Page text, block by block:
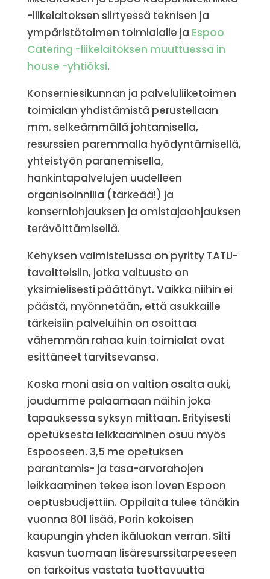
-liikelaitoksen siirtyessä teknisen ja
ympäristötoimen toimialalle ja Espoo
Catering -liikelaitoksen muuttuessa in
house -yhtiöksi.
Konserniesikunnan ja palveluliiketoimen
toimialan yhdistämistä perustellaan
mm. selkeämmällä johtamisella,
resurssien paremmalla hyödyntämisellä,
yhteistyön paranemisella,
hankintapalvelujen uudelleen
organisoinnilla (tärkeää!) ja
konserniohjauksen ja omistajaohjauksen
terävöittämisellä.
Kehyksen valmistelussa on pyritty TATU-
tavoitteisiin, jotka valtuusto on
yksimielisesti päättänyt. Vaikka niihin ei
päästä, myönnetään, että asukkaille
tärkeisiin palveluihin on osoittaa
vähemmän rahaa kuin toimialat ovat
esittäneet tarvitsevansa.
Koska moni asia on valtion osalta auki,
joudumme palaamaan näihin joka
tapauksessa syksyn mittaan. Erityisesti
opetuksesta leikkaaminen osuu myös
Espooseen. 3,5 me opetuksen
parantamis- ja tasa-arvorahojen
leikkaaminen tekee ison loven Espoon
oeptusbudjettiin. Oppilaita tulee tänäkin
vuonna 801 lisää, Porin kokoisen
kaupungin yhden ikäluokan verran. Silti
kasvun tuomaan lisäresurssitarpeeseen
on tarkoitus vastata tuottavuutta